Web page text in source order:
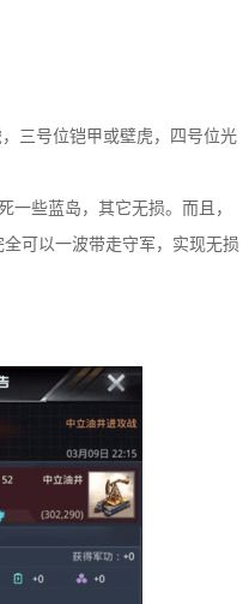
三号位铠甲或壁虎，四号位光
一些蓝岛，其它无损。而且，
可以一波带走守军，实现无损